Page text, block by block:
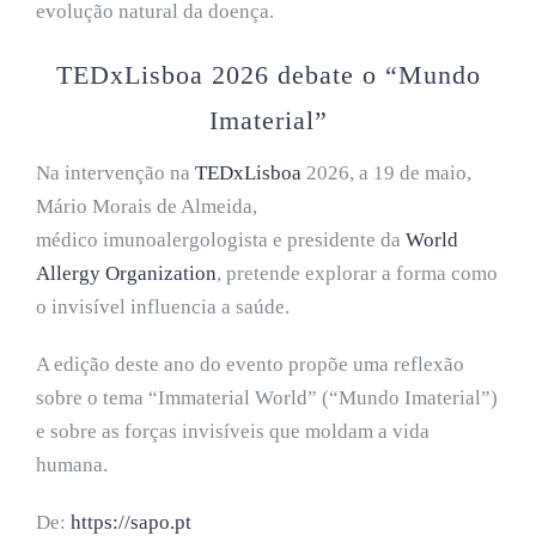
evolução natural da doença.
TEDxLisboa 2026 debate o “Mundo
Imaterial”
Na intervenção na TEDxLisboa 2026, a 19 de maio,
Mário Morais de Almeida,
médico imunoalergologista e presidente da World
Allergy Organization, pretende explorar a forma como
o invisível influencia a saúde.
A edição deste ano do evento propõe uma reflexão
sobre o tema “Immaterial World” (“Mundo Imaterial”)
e sobre as forças invisíveis que moldam a vida
humana.
De: https://sapo.pt